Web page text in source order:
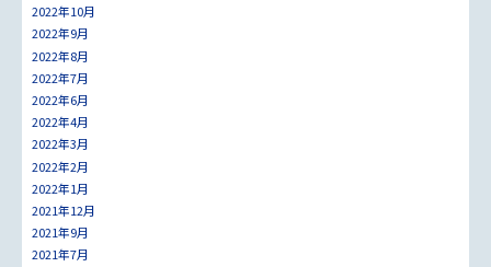
2022年10月
2022年9月
2022年8月
2022年7月
2022年6月
2022年4月
2022年3月
2022年2月
2022年1月
2021年12月
2021年9月
2021年7月